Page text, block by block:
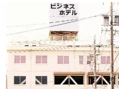
＆アクティビティーが人気！365
カルチャーを取り入れたキッズイ
アンカヌー、ペダルボート、ファ
富なアクティビ...